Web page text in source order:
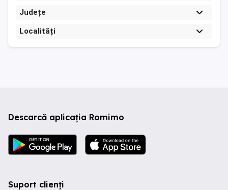
Județe
Localități
Descarcă aplicația Romimo
Suport clienți